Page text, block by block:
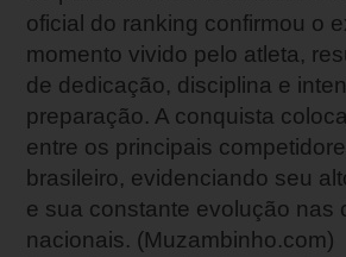
oficial do ranking confirmou o
momento vivido pelo atleta,
de dedicação, disciplina e
preparação. A conquista
entre os principais
brasileiro, evidenciando seu
e sua constante evolução nas
nacionais. (Muzambinho.com)